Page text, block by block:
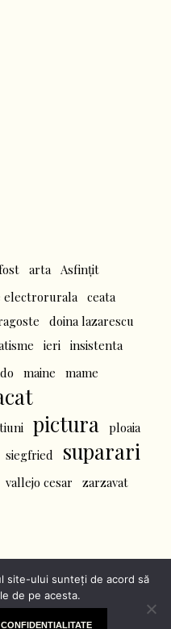
arta Asfințit
electrorurala ceata
doina lazarescu
ieri insistenta
maine
mame
pictura ploaia
siegfried suparari
vallejo cesar
zarzavat
/ Darie Lăzărescu © 2020
fără permisiunea scrisă a
site-ului sunteţi de acord să
de pe acesta.